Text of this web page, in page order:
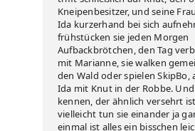
Kneipenbesitzer, und seine
Ida kurzerhand bei sich
frühstücken sie jeden Morgen
Aufbackbrötchen, den Tag
mit Marianne, sie walken
den Wald oder spielen
Ida mit Knut in der Robbe.
kennen, der ähnlich versehrt
vielleicht tun sie einander ja
einmal ist alles ein bisschen